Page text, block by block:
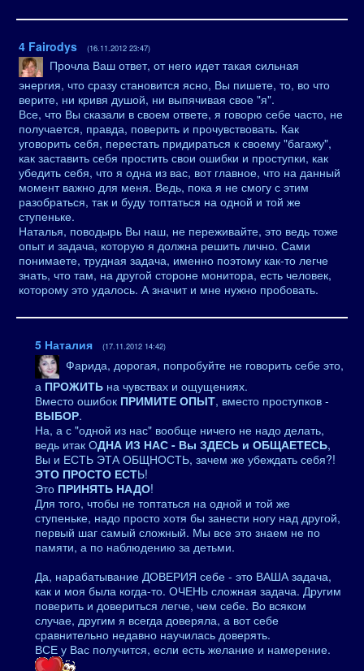
4 Fairodys (16.11.2012 23:47)
Прочла Ваш ответ, от него идет такая сильная
энергия, что сразу становится ясно, Вы пишете, то, во что
верите, ни кривя душой, ни выпячивая свое "я".
Все, что Вы сказали в своем ответе, я говорю себе часто, не
получается, правда, поверить и прочувствовать. Как
уговорить себя, перестать придираться к своему "багажу",
как заставить себя простить свои ошибки и проступки, как
убедить себя, что я одна из вас, вот главное, что на данный
момент важно для меня. Ведь, пока я не смогу с этим
разобраться, так и буду топтаться на одной и той же
ступеньке.
Наталья, поводырь Вы наш, не переживайте, это ведь тоже
опыт и задача, которую я должна решить лично. Сами
понимаете, трудная задача, именно поэтому как-то легче
знать, что там, на другой стороне монитора, есть человек,
которому это удалось. А значит и мне нужно пробовать.
5 Наталия (17.11.2012 14:42)
Фарида, дорогая, попробуйте не говорить себе это,
а ПРОЖИТЬ на чувствах и ощущениях.
Вместо ошибок ПРИМИТЕ ОПЫТ, вместо проступков -
ВЫБОР.
На, а с "одной из нас" вообще ничего не надо делать,
ведь итак ОДНА ИЗ НАС - Вы ЗДЕСЬ и ОБЩАЕТЕСЬ,
Вы и ЕСТЬ ЭТА ОБЩНОСТЬ, зачем же убеждать себя?!
ЭТО ПРОСТО ЕСТЬ!
Это ПРИНЯТЬ НАДО!
Для того, чтобы не топтаться на одной и той же
ступеньке, надо просто хотя бы занести ногу над другой,
первый шаг самый сложный. Мы все это знаем не по
памяти, а по наблюдению за детьми.
Да, нарабатывание ДОВЕРИЯ себе - это ВАША задача,
как и моя была когда-то. ОЧЕНЬ сложная задача. Другим
поверить и довериться легче, чем себе. Во всяком
случае, другим я всегда доверяла, а вот себе
сравнительно недавно научилась доверять.
ВСЕ у Вас получится, если есть желание и намерение.